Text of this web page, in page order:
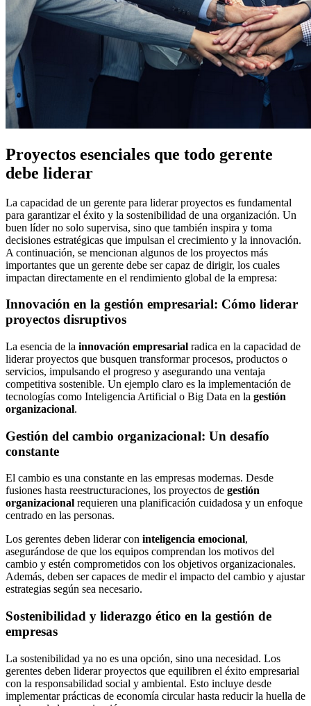
Proyectos esenciales que todo gerente
debe liderar
La capacidad de un gerente para liderar proyectos es fundamental
para garantizar el éxito y la sostenibilidad de una organización. Un
buen líder no solo supervisa, sino que también inspira y toma
decisiones estratégicas que impulsan el crecimiento y la innovación.
A continuación, se mencionan algunos de los proyectos más
importantes que un gerente debe ser capaz de dirigir, los cuales
impactan directamente en el rendimiento global de la empresa:
Innovación en la gestión empresarial: Cómo liderar
proyectos disruptivos
La esencia de la innovación empresarial radica en la capacidad de
liderar proyectos que busquen transformar procesos, productos o
servicios, impulsando el progreso y asegurando una ventaja
competitiva sostenible. Un ejemplo claro es la implementación de
tecnologías como Inteligencia Artificial o Big Data en la gestión
organizacional.
Gestión del cambio organizacional: Un desafío
constante
El cambio es una constante en las empresas modernas. Desde
fusiones hasta reestructuraciones, los proyectos de gestión
organizacional requieren una planificación cuidadosa y un enfoque
centrado en las personas.
Los gerentes deben liderar con inteligencia emocional,
asegurándose de que los equipos comprendan los motivos del
cambio y estén comprometidos con los objetivos organizacionales.
Además, deben ser capaces de medir el impacto del cambio y ajustar
estrategias según sea necesario.
Sostenibilidad y liderazgo ético en la gestión de
empresas
La sostenibilidad ya no es una opción, sino una necesidad. Los
gerentes deben liderar proyectos que equilibren el éxito empresarial
con la responsabilidad social y ambiental. Esto incluye desde
implementar prácticas de economía circular hasta reducir la huella de